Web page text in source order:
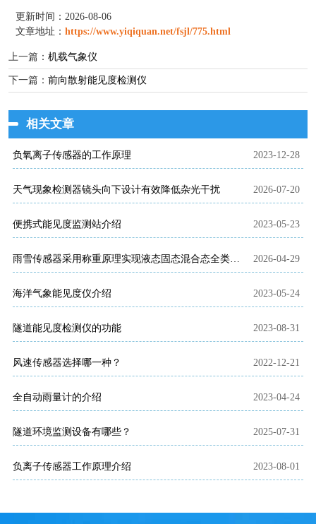
更新时间：2026-08-06
文章地址： https://www.yiqiquan.net/fsjl/775.html
上一篇： 机载气象仪
下一篇： 前向散射能见度检测仪
相关文章
负氧离子传感器的工作原理 2023-12-28
天气现象检测器镜头向下设计有效降低杂光干扰 2026-07-20
便携式能见度监测站介绍 2023-05-23
2026-04-29
海洋气象能见度仪介绍 2023-05-24
隧道能见度检测仪的功能 2023-08-31
风速传感器选择哪一种？ 2022-12-21
全自动雨量计的介绍 2023-04-24
隧道环境监测设备有哪些？ 2025-07-31
负离子传感器工作原理介绍 2023-08-01